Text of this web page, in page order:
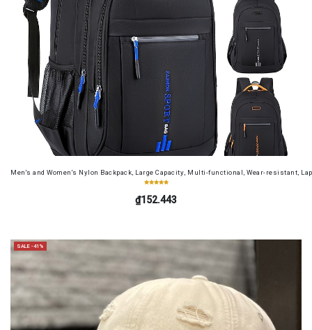
Men's and Women's Nylon Backpack, Large Capacity, Multi-functional, Wear-resistant,
₫152.443
SALE -41%